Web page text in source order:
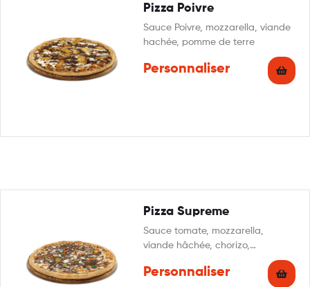
Pizza Poivre
Sauce Poivre, mozzarella, viande
hachée, pomme de terre
Personnaliser
Pizza Supreme
Sauce tomate, mozzarella,
viande hâchée, chorizo,
champignons, oignons, poivrons,
origan
Personnaliser